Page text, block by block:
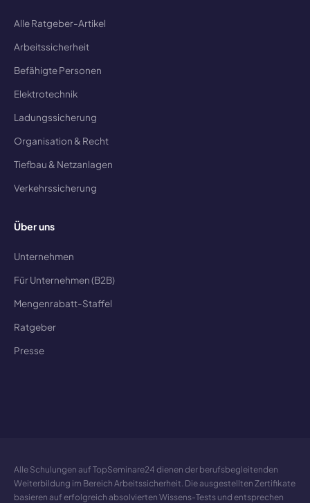
Alle Ratgeber-Artikel
Arbeitssicherheit
Befähigte Personen
Elektrotechnik
Ladungssicherung
Organisation & Recht
Tiefbau & Netzanlagen
Verkehrssicherung
Über uns
Unternehmen
Für Unternehmen (B2B)
Mengenrabatt-Staffel
Ratgeber
Presse
Alle Schulungen auf TopSeminare24 dienen der berufsbegleitenden
Weiterbildung im Bereich Arbeitssicherheit. Die ausgestellten Zertifikate
basieren auf erfolgreich absolvierten Wissens-Tests und entsprechen